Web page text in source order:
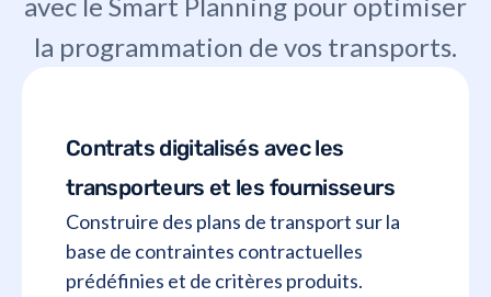
la programmation de vos transports.
Contrats digitalisés avec les
transporteurs et les fournisseurs
Construire des plans de transport sur la
base de contraintes contractuelles
prédéfinies et de critères produits.